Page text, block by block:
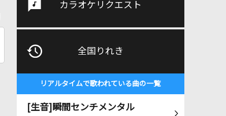
カラオケリクエスト
全国りれき
リアルタイムで歌われている曲の一覧
[生音]瞬間センチメンタル